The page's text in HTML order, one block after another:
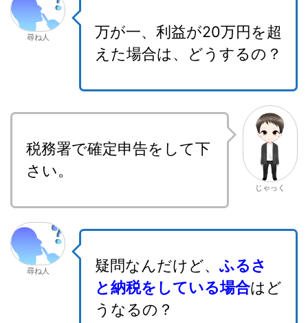
尋ね人
万が一、利益が20万円を超
えた場合は、どうするの？
税務署で確定申告をして下
さい。
じゃっく
尋ね人 疑問なんだけど、 ふるさ
と納税をしている場合はど
うなるの？